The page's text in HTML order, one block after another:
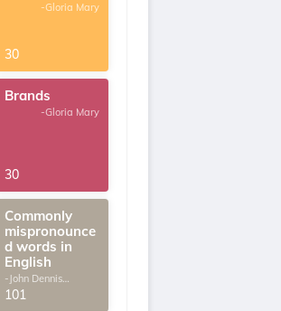
-Gloria Mary
30
Brands
-Gloria Mary
30
Commonly
mispronounce
d words in
English
-John Dennis
G.Thomas
101